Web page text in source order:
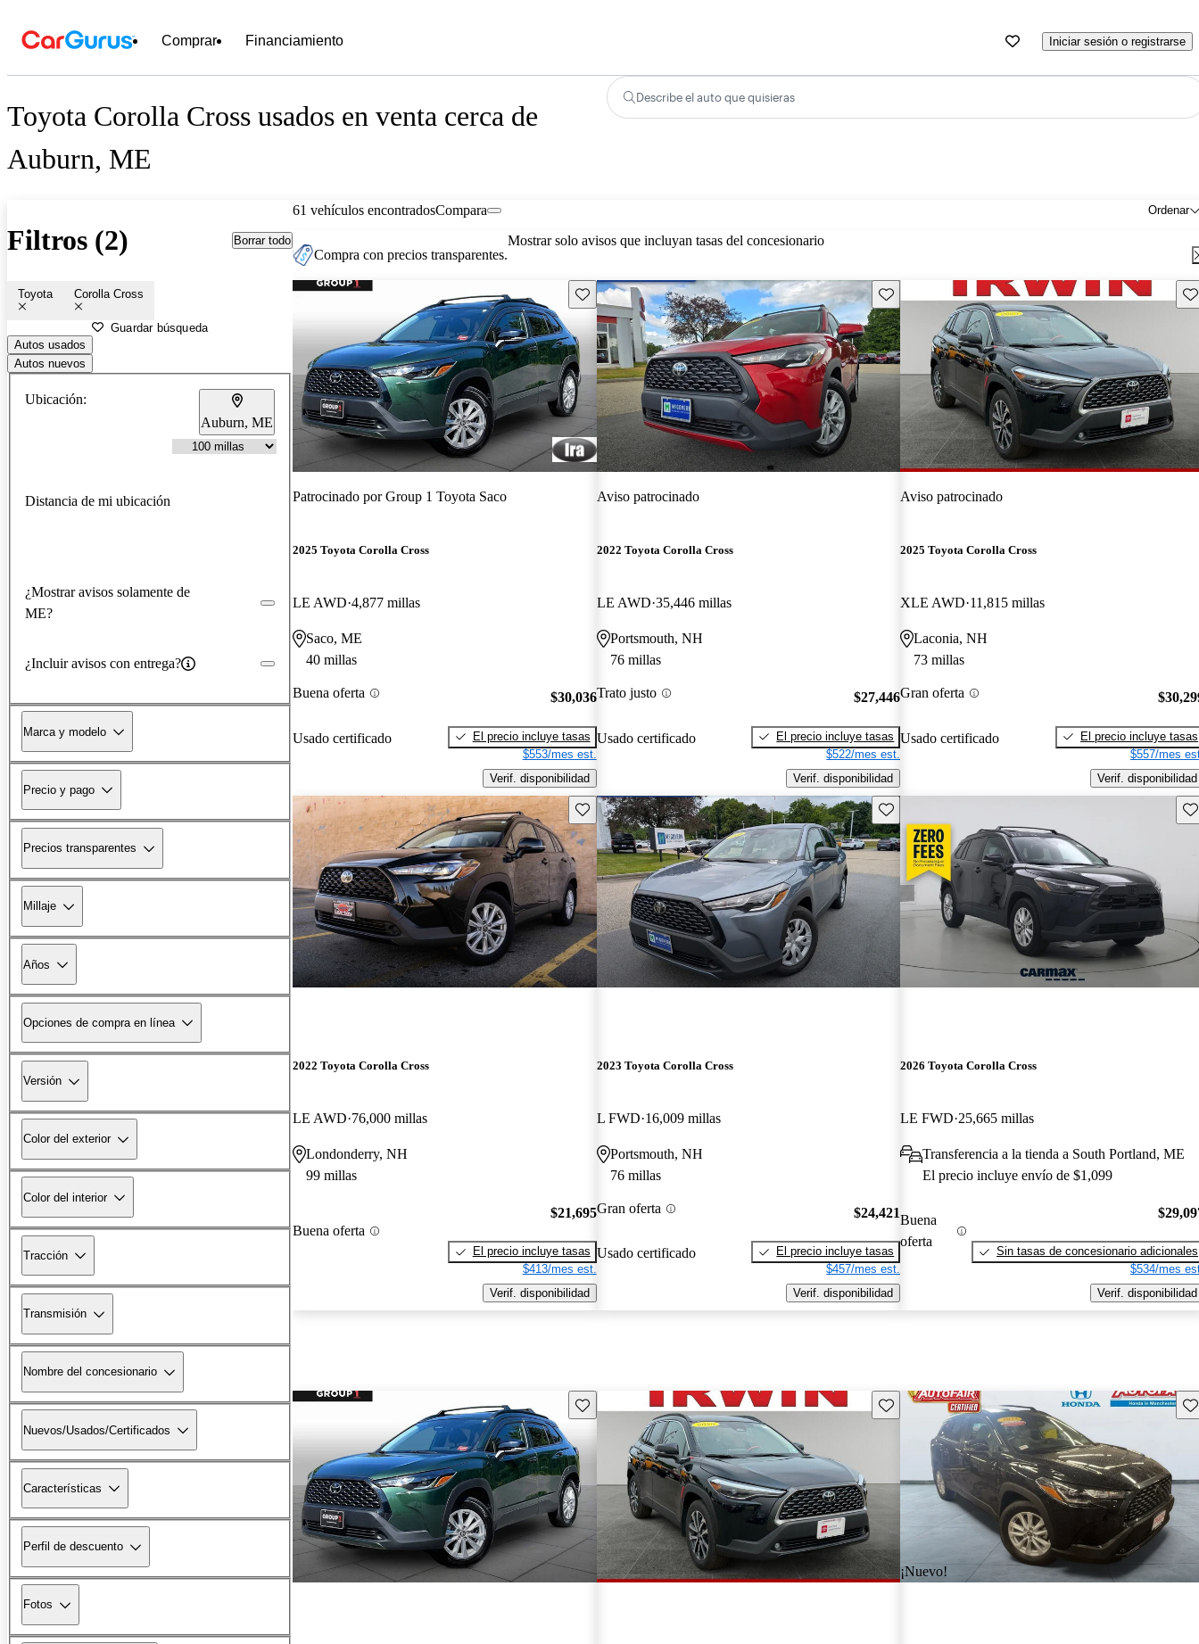
Comprar Financiamiento Iniciar sesión o registrarse
Toyota Corolla Cross usados en venta cerca de
Auburn, ME
Describe el auto que quisieras
Filtros (2) Borrar todo
Toyota Corolla Cross
Guardar búsqueda
Autos usados
Autos nuevos
Ubicación:
Auburn, ME
Distancia de mi ubicación
¿Mostrar avisos solamente de
ME?
¿Incluir avisos con entrega?
Marca y modelo
Precio y pago
Precios transparentes
Millaje
Años
Opciones de compra en línea
Versión
Color del exterior
Color del interior
Tracción
Transmisión
Nombre del concesionario
Nuevos/Usados/Certificados
Características
Perfil de descuento
Fotos
61 vehículos encontrados Ordenar
Compara
Compra con precios transparentes.
Mostrar solo avisos que incluyan tasas del concesionario
Guarda este Aviso
Patrocinado porGroup 1 Toyota Saco
2025 Toyota Corolla Cross
LE AWD 4,877 millas
Saco, ME
40 millas
Buena oferta
Usado certificado
$30,036
El precio incluye tasas
$553/mes est.
Verif. disponibilidad
Guarda este Aviso
Aviso patrocinado
2022 Toyota Corolla Cross
LE AWD 35,446 millas
Portsmouth, NH
76 millas
Trato justo
Usado certificado
$27,446
El precio incluye tasas
$522/mes est.
Verif. disponibilidad
Aviso patrocinado
2025 Toyota Corolla Cross
XLE AWD 11,815 millas
Laconia, NH
73 millas
Gran oferta
Usado certificado
El precio incluye tasas
$557/mes
Verif. disponibilidad
Guarda este Aviso
2022 Toyota Corolla Cross
LE AWD 76,000 millas
Londonderry, NH
99 millas
Buena oferta
$21,695
El precio incluye tasas
$413/mes est.
Verif. disponibilidad
Guarda este Aviso
2023 Toyota Corolla Cross
L FWD 16,009 millas
Portsmouth, NH
76 millas
Gran oferta
Usado certificado
$24,421
El precio incluye tasas
$457/mes est.
Verif. disponibilidad
2026 Toyota Corolla Cross
LE FWD 25,665 millas
Transferencia a la tienda a South Portland, ME
El precio incluye envío de $1,099
Buena
oferta
Sin tasas de concesionario adicionales
$534/mes
Verif. disponibilidad
Guarda este Aviso Guarda este Aviso
¡Nuevo!